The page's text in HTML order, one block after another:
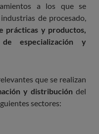
a los que se
de procesado,
prácticas y productos,
especialización y
que se realizan
y distribución del
sectores: